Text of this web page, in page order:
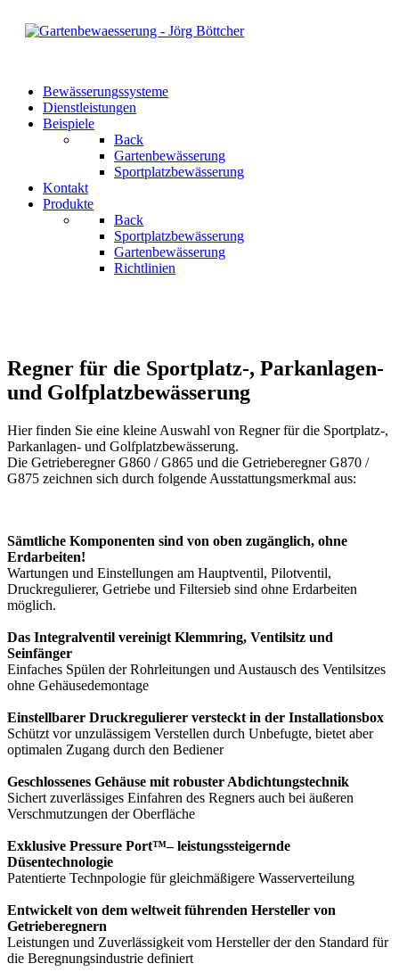
Bewässerungssysteme
Dienstleistungen
Beispiele
Back
Gartenbewässerung
Sportplatzbewässerung
Kontakt
Produkte
Back
Sportplatzbewässerung
Gartenbewässerung
Richtlinien
Regner für die Sportplatz-, Parkanlagen-
und Golfplatzbewässerung
Hier finden Sie eine kleine Auswahl von Regner für die Sportplatz-,
Parkanlagen- und Golfplatzbewässerung.
Die GetrieberegnerG860 / G865 und die GetrieberegnerG870 /
G875 zeichnen sich durch folgende Ausstattungsmerkmal aus:
Sämtliche Komponenten sind von oben zugänglich, ohne
Erdarbeiten!
Wartungen und Einstellungen am Hauptventil, Pilotventil,
Druckregulierer, Getriebe und Filtersieb sind ohne Erdarbeiten
möglich.
Das Integralventil vereinigt Klemmring, Ventilsitz und
Seinfänger
Einfaches Spülen der Rohrleitungen und Austausch des Ventilsitzes
ohne Gehäusedemontage
Einstellbarer Druckregulierer versteckt in der Installationsbox
Schützt vor unzulässigem Verstellen durch Unbefugte, bietet aber
optimalen Zugang durch den Bediener
Geschlossenes Gehäuse mit robuster Abdichtungstechnik
Sichert zuverlässiges Einfahren des Regners auch bei äußeren
Verschmutzungen der Oberfläche
Exklusive Pressure Port™– leistungssteigernde
Düsentechnologie
Patentierte Technpologie für gleichmäßigere Wasserverteilung
Entwickelt von dem weltweit führenden Hersteller von
Getrieberegnern
Leistungen und Zuverlässigkeit vom Hersteller der den Standard für
die Beregnungsindustrie definiert